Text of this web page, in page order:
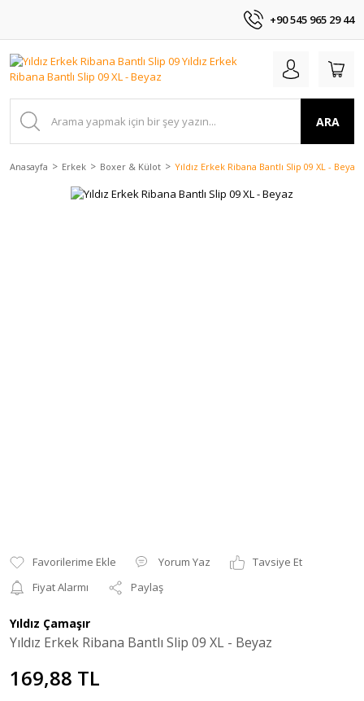
+90 545 965 29 44
ARA
Anasayfa Erkek Boxer & Külot Yıldız Erkek Ribana Bantlı Slip 09 XL - Beyaz
Yorum Yaz
Tavsiye Et
Fiyat Alarmı
Paylaş
Yıldız Çamaşır
Yıldız Erkek Ribana Bantlı Slip 09 XL - Beyaz
169,88 TL